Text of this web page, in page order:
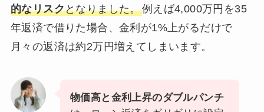
的なリスクとなりました。例えば4,000万円を35
年返済で借りた場合、金利が1%上がるだけで
月々の返済は約2万円増えてしまいます。
物価高と金利上昇のダブルパンチ